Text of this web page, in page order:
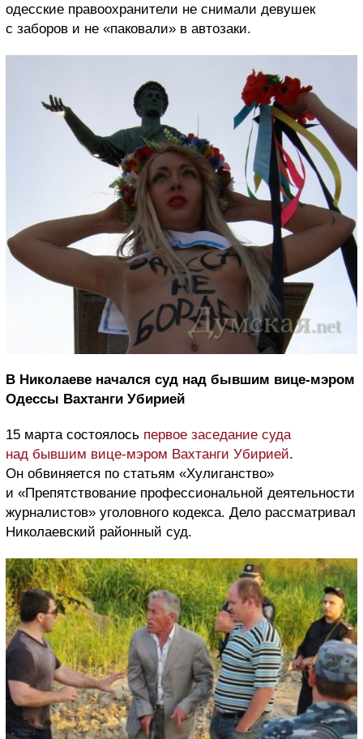
одесские правоохранители не снимали девушек
с заборов и не «паковали» в автозаки.
В Николаеве начался суд над бывшим вице-мэром
Одессы Вахтанги Убирией
15 марта состоялось первое заседание суда
над бывшим вице-мэром Вахтанги Убирией.
Он обвиняется по статьям «Хулиганство»
и «Препятствование профессиональной деятельности
журналистов» уголовного кодекса. Дело рассматривал
Николаевский районный суд.